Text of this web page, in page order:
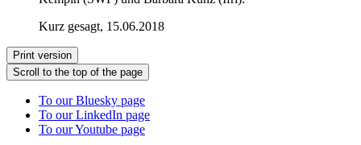
Kurz gesagt, 15.06.2018
Print version
Scroll to the top of the page
To our Bluesky page
To our LinkedIn page
To our Youtube page